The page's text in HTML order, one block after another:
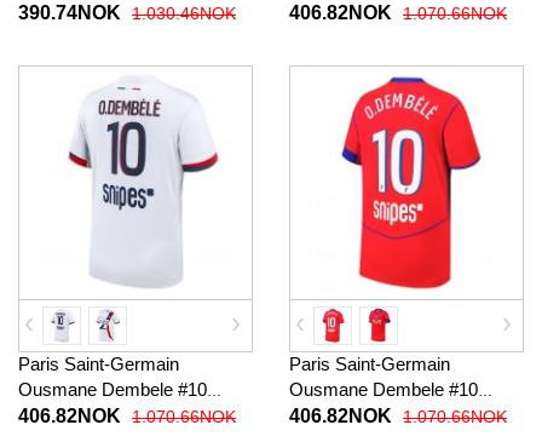
Fotballklær Tredjedraktsett
korte bukser)
390.74NOK 1.030.46NOK
Fotballklær Hjemmedrakt
406.82NOK 1.070.66NOK
Paris Saint-Germain
Ousmane Dembele #10
Fotballklær Bortedrakt 2025-
406.82NOK 1.070.66NOK
Paris Saint-Germain
Ousmane Dembele #10
Fotballklær Tredjedrakt 2025-
406.82NOK 1.070.66NOK